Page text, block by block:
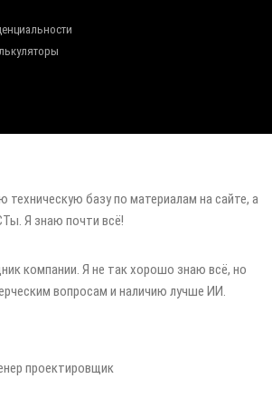
базу по материалам на сайте, а
Я знаю почти всё!
компании. Я не так хорошо знаю всё, но
вопросам и наличию лучше ИИ.
проектировщик